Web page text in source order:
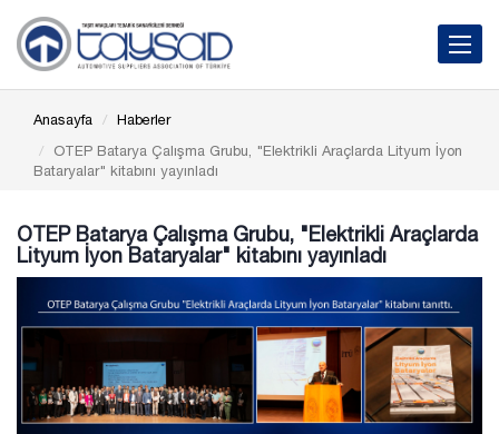
Toggle
Anasayfa
Haberler
OTEP Batarya Çalışma Grubu, "Elektrikli Araçlarda Lityum İyon
Bataryalar" kitabını yayınladı
OTEP Batarya Çalışma Grubu, "Elektrikli Araçlarda
Lityum İyon Bataryalar" kitabını yayınladı